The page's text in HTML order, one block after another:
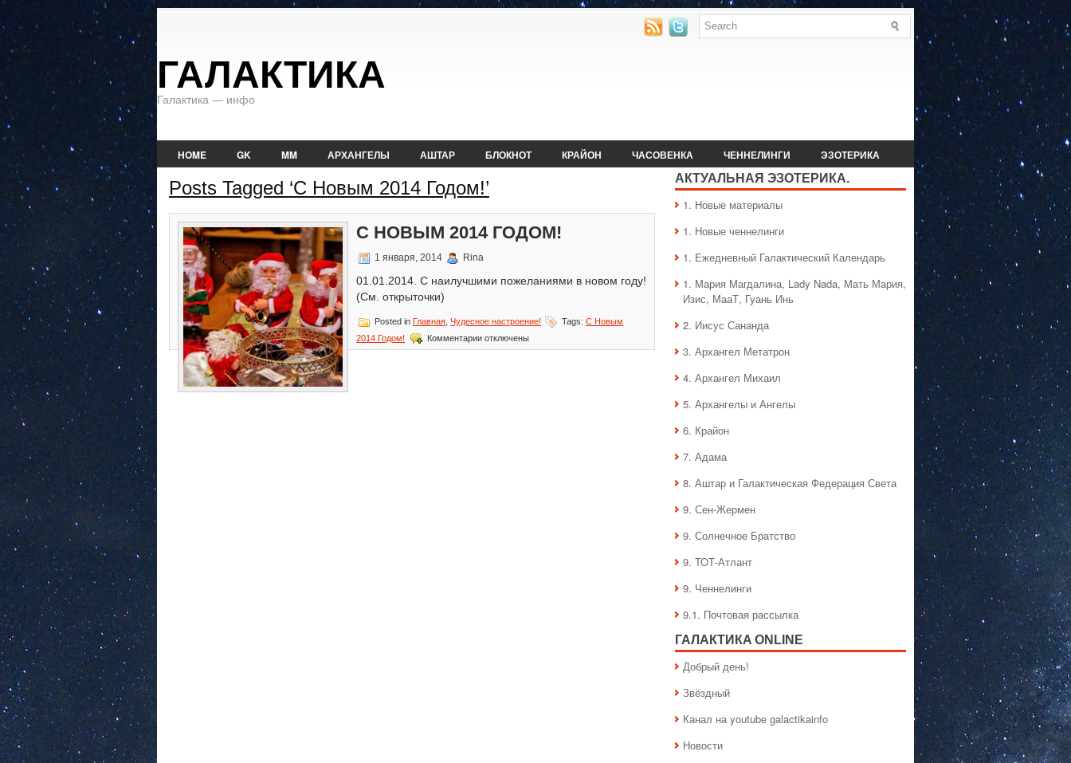
ГАЛАКТИКА
Галактика — инфо
HOME GK MM АРХАНГЕЛЫ АШТАР БЛОКНОТ КРАЙОН ЧАСОВЕНКА ЧЕННЕЛИНГИ ЭЗОТЕРИКА
Posts Tagged ‘С Новым 2014 Годом!’
С НОВЫМ 2014 ГОДОМ!
1 января, 2014 Rina
01.01.2014. С наилучшими пожеланиями в новом году!
(См. открыточки)
Posted in Главная Чудесное настроение! Tags: С Новым
2014 Годом!
Комментариик
записи
отключены
АКТУАЛЬНАЯ ЭЗОТЕРИКА.
1. Hовые материалы
1. Hовые ченнелинги
1. Ежедневный Галактический Календарь
1. Мария Магдалина, Lady Nada, Мать Мария,
Изис, МааТ, Гуань Инь
2. Иисус Сананда
3. Архангел Метатрон
4. Архангел Михаил
5. Архангелы и Ангелы
6. Крайон
7. Адама
8. Аштар и Галактическая Федерация Света
9. Сен-Жермен
9. Солнечное Братство
9. ТОТ-Атлант
9. Ченнелинги
9.1. Почтовая рассылка
ГАЛАКТИКA ONLINE
Добрый день!
Звёздный
Канал на youtube galactikainfo
Новости